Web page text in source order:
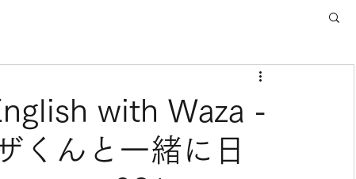
with Waza -
と一緒に日